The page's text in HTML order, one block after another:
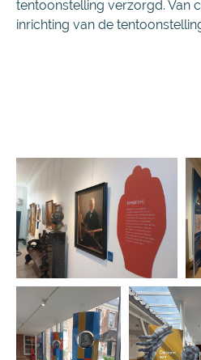
tentoonstelling verzorgd. Van
inrichting van de